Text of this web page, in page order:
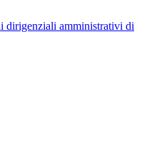
dirigenziali amministrativi di